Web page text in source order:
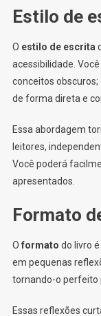
Estilo de
O estilo de escrita
acessibilidade.
conceitos
de forma direta e
Essa abordagem
leitores,
Você poderá
apresentados.
Formato
O formato do livro
em pequenas
tornando-o perfeito
Essas reflexões